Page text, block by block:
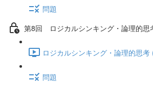
問題
第8回 ロジカルシンキング・論理的思
ロジカルシンキング・論理的思考
問題